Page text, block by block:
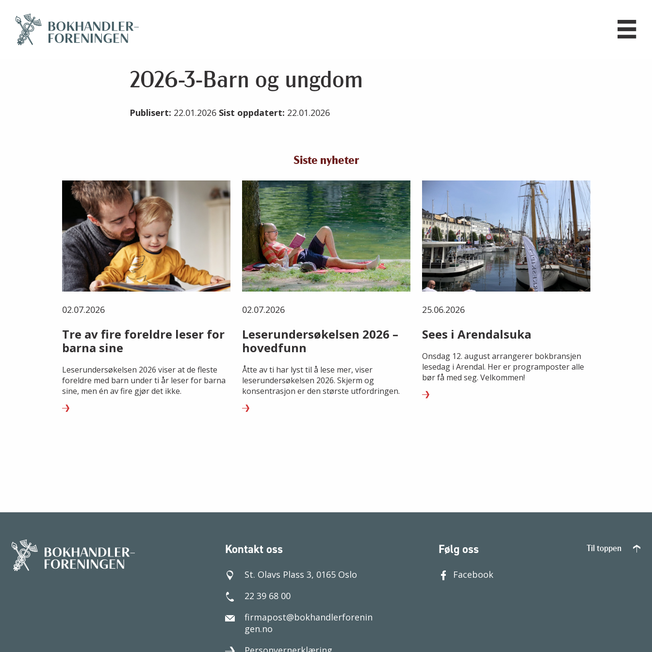
2026-3-Barn og ungdom
Publisert: 22.01.2026 Sist oppdatert: 22.01.2026
Siste nyheter
02.07.2026
Tre av fire foreldre leser for
barna sine
Leserundersøkelsen 2026 viser at de fleste
foreldre med barn under ti år leser for barna
sine, men én av fire gjør det ikke.
02.07.2026
Leserundersøkelsen 2026 –
hovedfunn
Åtte av ti har lyst til å lese mer, viser
leserundersøkelsen 2026. Skjerm og
konsentrasjon er den største utfordringen.
25.06.2026
Sees i Arendalsuka
Onsdag 12. august arrangerer bokbransjen
lesedag i Arendal. Her er programposter alle
bør få med seg. Velkommen!
Kontakt oss
St. Olavs Plass 3, 0165 Oslo
22 39 68 00
firmapost@bokhandlerforenin
gen.no
Følg oss
Facebook
Til toppen